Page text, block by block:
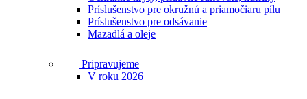
Príslušenstvo pre okružnú a priamočiaru pílu
Príslušenstvo pre odsávanie
Mazadlá a oleje
Pripravujeme
V roku 2026